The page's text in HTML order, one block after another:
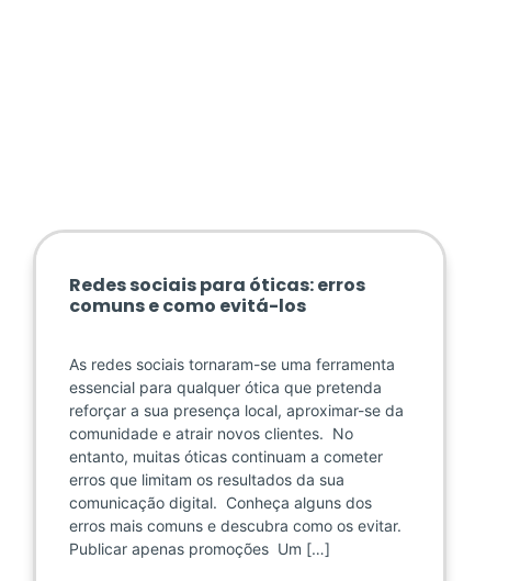
Redes sociais para óticas: erros
comuns e como evitá-los
As redes sociais tornaram-se uma ferramenta
essencial para qualquer ótica que pretenda
reforçar a sua presença local, aproximar-se da
comunidade e atrair novos clientes. No
entanto, muitas óticas continuam a cometer
erros que limitam os resultados da sua
comunicação digital. Conheça alguns dos
erros mais comuns e descubra como os evitar.
Publicar apenas promoções Um […]